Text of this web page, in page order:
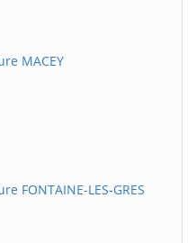
MACEY
FONTAINE-LES-GRES